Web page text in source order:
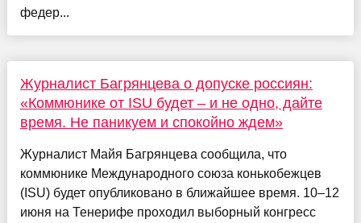
федер...
Журналист Багрянцева о допуске россиян:
«Коммюнике от ISU будет – и не одно, дайте
время. Не паникуем и спокойно ждем»
Журналист Майя Багрянцева сообщила, что
коммюнике Международного союза конькобежцев
(ISU) будет опубликовано в ближайшее время. 10–12
июня на Тенерифе проходил выборный конгресс